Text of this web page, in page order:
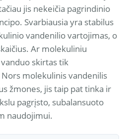
jis nekeičia pagrindinio
Svarbiausia yra stabilus
vandenilio vartojimas, o
Ar molekuliniu
skirtas tik
molekulinis vandenilis
žmones, jis taip pat tinka ir
pagrįsto, subalansuoto
naudojimui.